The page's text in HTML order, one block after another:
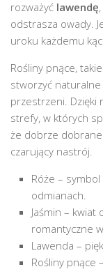
rozważyć lawendę
odstrasza owady.
uroku każdemu
Rośliny pnące,
stworzyć
przestrzeni. Dzięki
strefy, w których
że dobrze
czarujący nastrój.
Róże –
odmianach.
Jaśmin – kwiat
romantyczne
Lawenda –
Rośliny pnące